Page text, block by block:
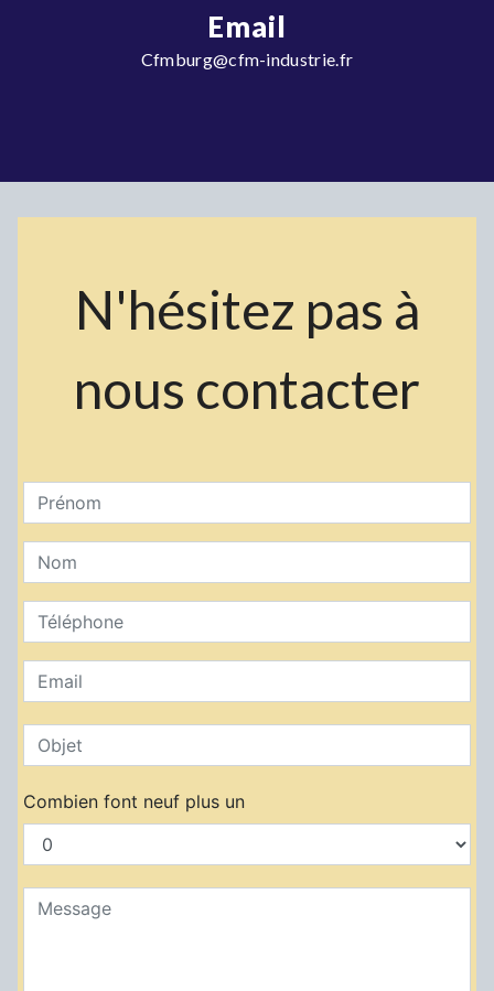
Email
cfmburg@cfm-industrie.fr
N'hésitez pas à
nous contacter
Combien font neuf plus un